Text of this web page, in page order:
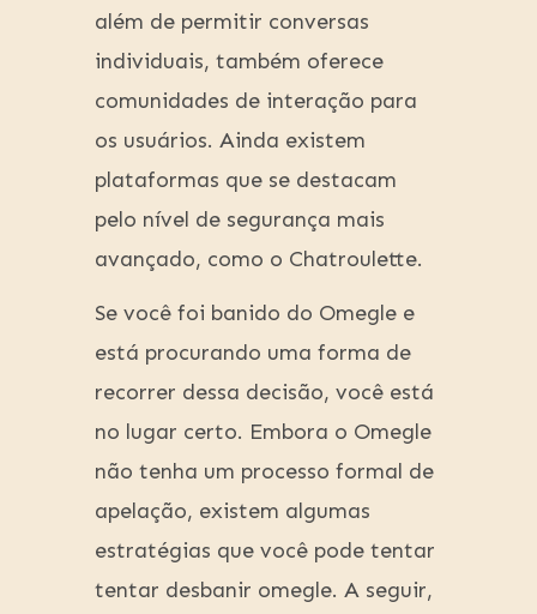
além de permitir conversas
individuais, também oferece
comunidades de interação para
os usuários. Ainda existem
plataformas que se destacam
pelo nível de segurança mais
avançado, como o Chatroulette.
Se você foi banido do Omegle e
está procurando uma forma de
recorrer dessa decisão, você está
no lugar certo. Embora o Omegle
⁣não tenha um processo formal de
apelação, existem algumas
estratégias que você pode tentar⁤
tentar desbanir omegle. A seguir,